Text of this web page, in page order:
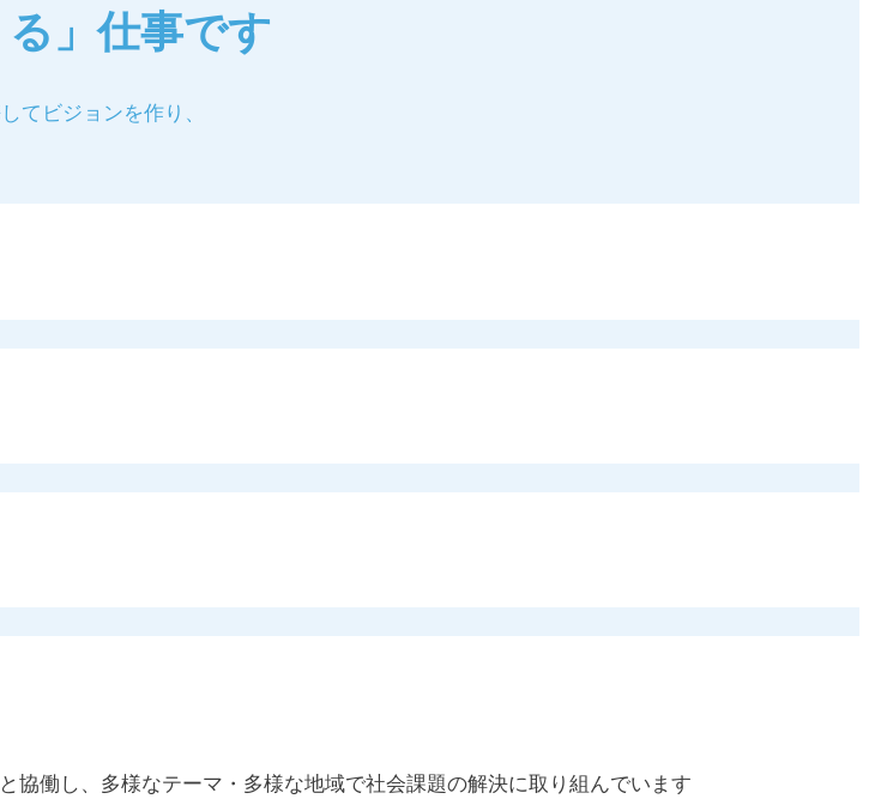
」仕事です
てビジョンを作り、
協働し、多様なテーマ・多様な地域で社会課題の解決に取り組んでいます